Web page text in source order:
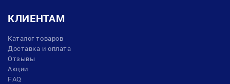
КЛИЕНТАМ
Каталог товаров
Доставка и оплата
Отзывы
Акции
FAQ